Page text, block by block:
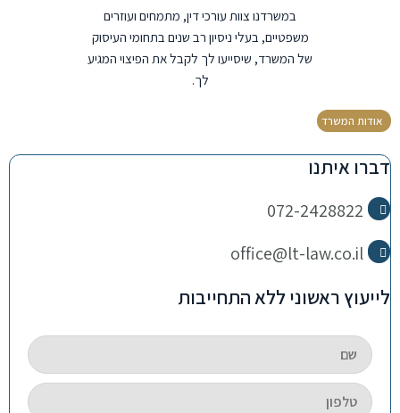
במשרדנו צוות עורכי דין, מתמחים ועוזרים
משפטיים, בעלי ניסיון רב שנים בתחומי העיסוק
של המשרד, שיסייעו לך לקבל את הפיצוי המגיע
לך.
אודות המשרד
דברו איתנו
072-2428822
office@lt-law.co.il
לייעוץ ראשוני ללא התחייבות